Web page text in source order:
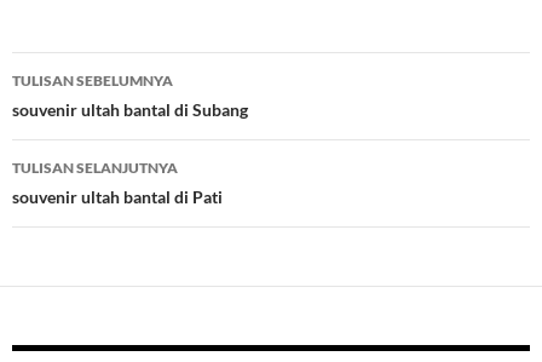
b
o
o
k
er es
t
bl
r
e
n
d e
Navigasi
Tulisan
TULISAN SEBELUMNYA
souvenir ultah bantal di Subang
TULISAN SELANJUTNYA
souvenir ultah bantal di Pati